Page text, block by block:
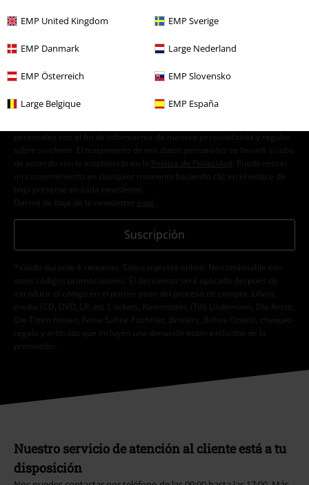
EMP United Kingdom EMP Sverige
EMP Danmark Large Nederland
EMP Österreich EMP Slovensko
Large Belgique EMP España
¡Cheque regalo del 15% de descuento,
Doy mi consentimiento para recibir la newsletter de EMP y acepto que
personales con el fin de informarme de manera personalizada y regular
sobre su oferta. El tratamiento de mis datos personales se llevará a cabo
de acuerdo con lo establecido en la
Política de Privacidad . Puedo retirar
mi consentimiento en cualquier momento haciendo clic en el enlace de
baja presente en cada newsletter.
Darme de baja de la newsletter
aquí
Suscripción
*Válido durante 4 semanas. Solo canjeable online. No combinable con
otros códigos promocionales. El descuento será aplicado después de
introducir el código en el primer paso del proceso de compra. Libros,
media (CD, DVD, LP, etc.), tickets, Rammstein, (Till) Lindemann, Die Ärzte,
Die Toten Hosen, Feine Sahne Fischfilet, Broilers, Böhse Onkelz, cheques-
regalo y artículos que incluyen una donación están excluidos de la
promoción.
Nuestro servicio de atención al cliente está a tu
disposición